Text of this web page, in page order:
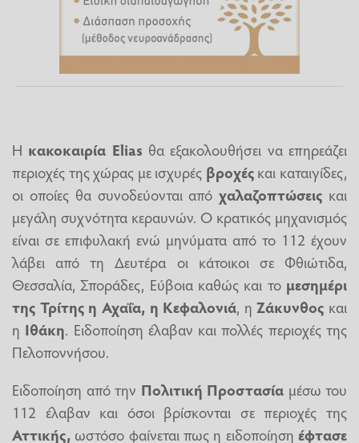
Η κακοκαιρία Elias θα εξακολουθήσει να επηρεάζει
περιοχές της χώρας με ισχυρές βροχέςκαι καταιγίδες,
οι οποίες θα συνοδεύονται απόχαλαζοπτώσεις και
μεγάλη συχνότητα κεραυνών. Ο κρατικός μηχανισμός
είναι σε επιφυλακή ενώ μηνύματα από το 112 έχουν
λάβει από τη Δευτέρα οι κάτοικοι σε Φθιώτιδα,
Θεσσαλία, Σποράδες, Εύβοια καθώς και το μεσημέρι
της Τρίτης η Αχαΐα, η Κεφαλονιά, ηΖάκυνθος και
η Ιθάκη. Ειδοποίηση έλαβαν και πολλές περιοχές της
Πελοποννήσου.
Ειδοποίηση από την Πολιτική Προστασία μέσω του
112 έλαβαν και όσοι βρίσκονται σε περιοχές της
Αττικής, ωστόσο φαίνεται πως η ειδοποίηση έφτασε